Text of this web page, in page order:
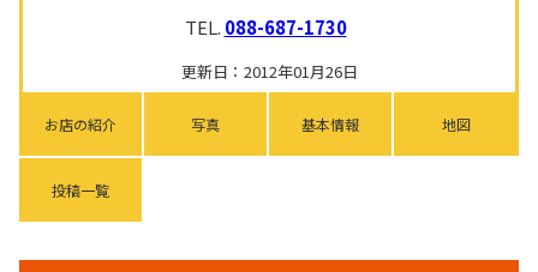
TEL. 088-687-1730
更新日：2012年01月26日
お店の紹介 写真 基本情報 地図
投稿一覧